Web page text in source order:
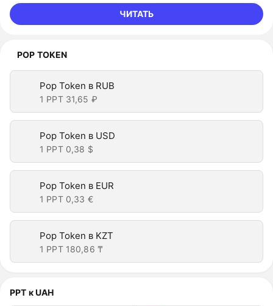
ЧИТАТЬ
POP TOKEN
Pop Token в RUB
1 PPT 31,65 ₽
Pop Token в USD
1 PPT 0,38 $
Pop Token в EUR
1 PPT 0,33 €
Pop Token в KZT
1 PPT 180,86 ₸
PPT к UAH